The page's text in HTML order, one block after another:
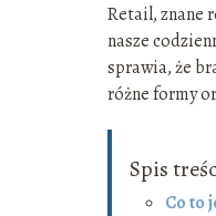
Retail, znane
nasze
sprawia, że
różne formy
Spis
Co to